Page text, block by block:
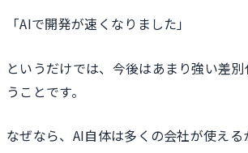
「AIで開発が速くなりました」
というだけでは、今後はあまり強い差
うことです。
なぜなら、AI自体は多くの会社が使える